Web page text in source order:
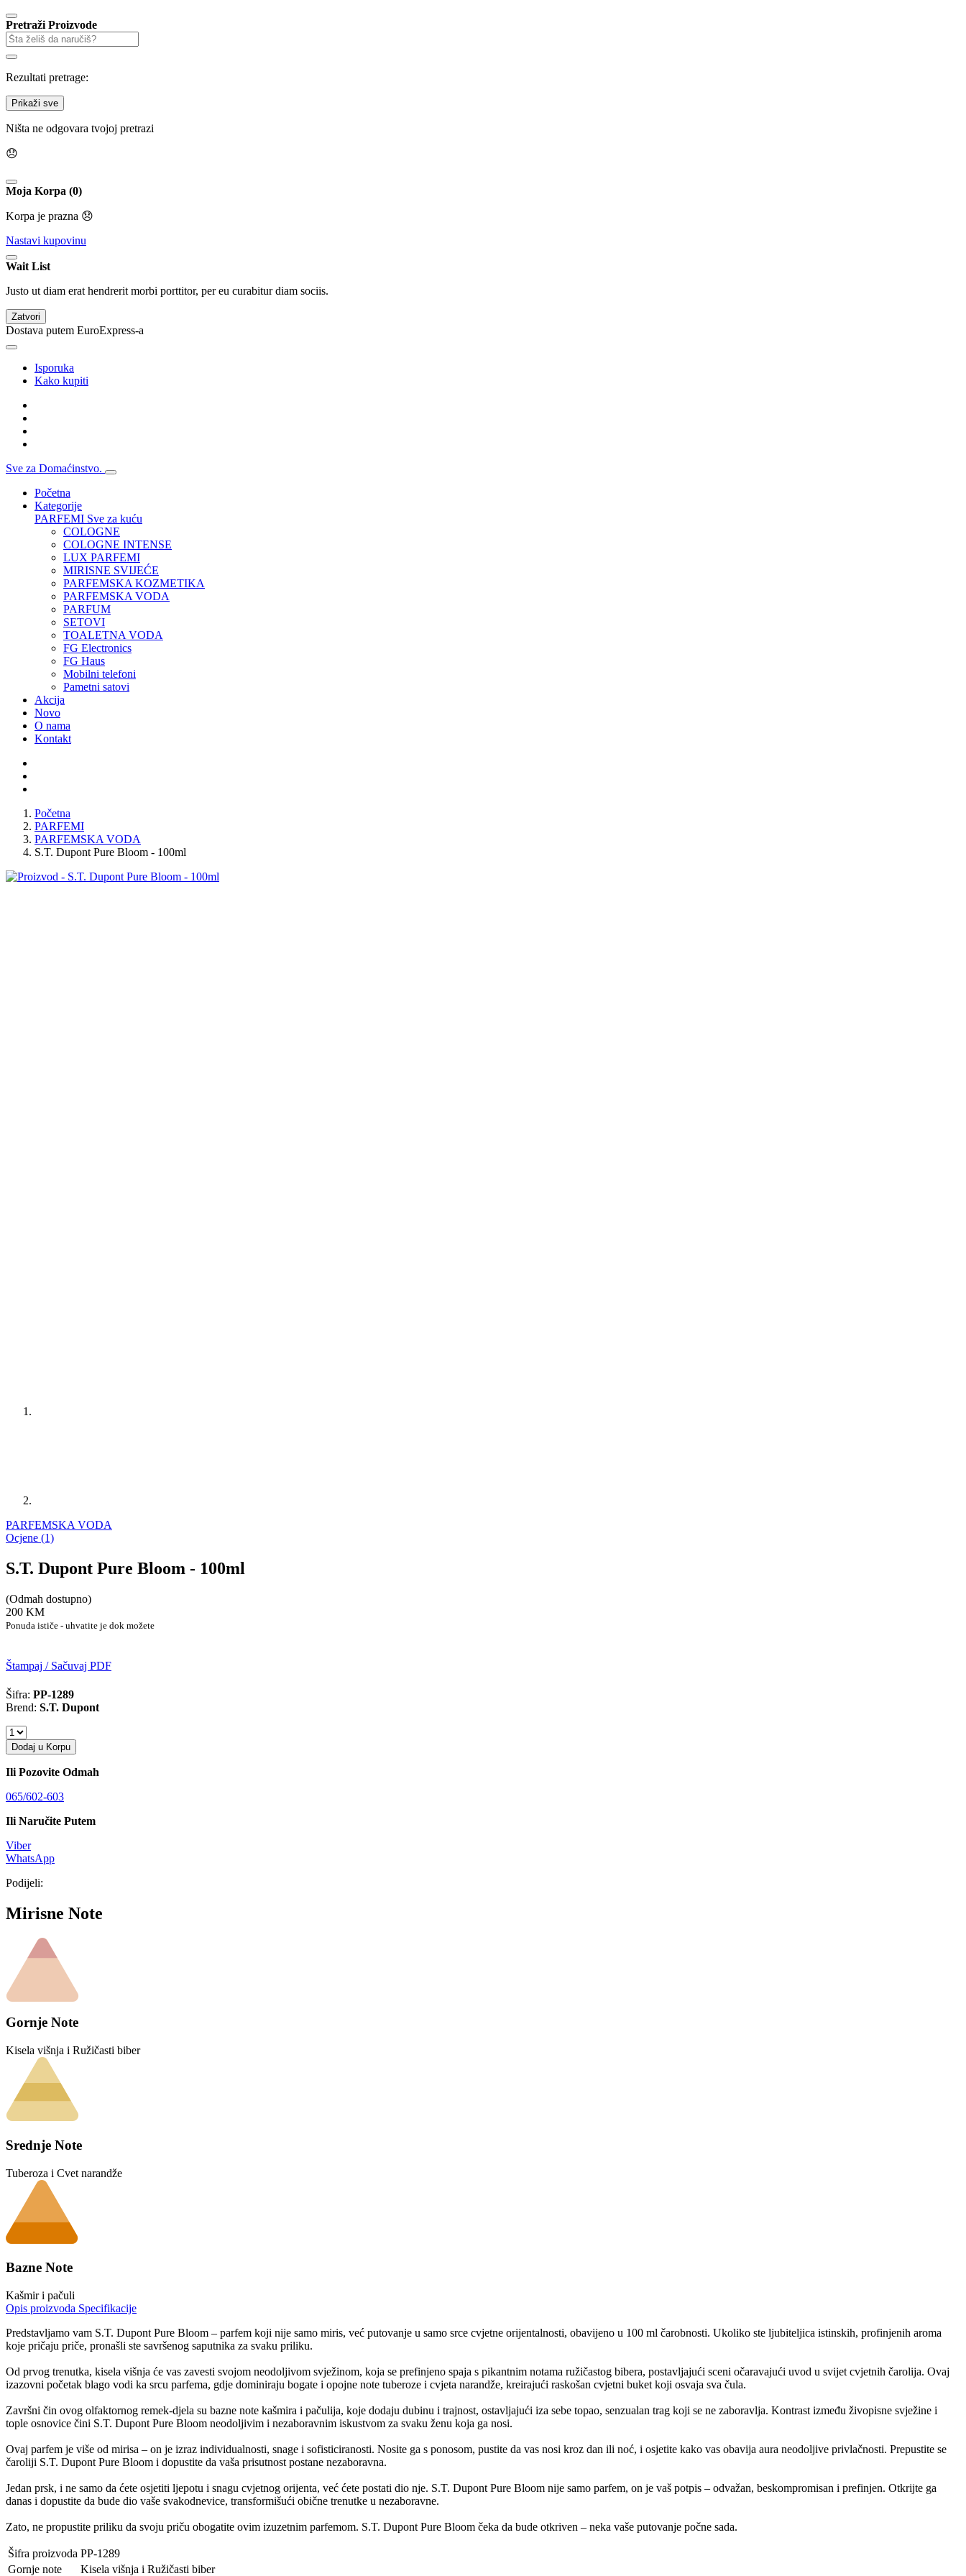
Pretraži Proizvode
Rezultati pretrage:
Prikaži sve
Ništa ne odgovara tvojoj pretrazi
😞
Moja Korpa (0)
Korpa je prazna 😞
Nastavi kupovinu
Wait List
Justo ut diam erat hendrerit morbi porttitor, per eu curabitur diam sociis.
Zatvori
Dostava putem EuroExpress-a
Isporuka
Kako kupiti
Sve za Domaćinstvo.
Početna
Kategorije
PARFEMI Sve za kuću
COLOGNE
COLOGNE INTENSE
LUX PARFEMI
MIRISNE SVIJEĆE
PARFEMSKA KOZMETIKA
PARFEMSKA VODA
PARFUM
SETOVI
TOALETNA VODA
FG Electronics
FG Haus
Mobilni telefoni
Pametni satovi
Akcija
Novo
O nama
Kontakt
Početna
PARFEMI
PARFEMSKA VODA
S.T. Dupont Pure Bloom - 100ml
PARFEMSKA VODA
Ocjene (1)
S.T. Dupont Pure Bloom - 100ml
(Odmah dostupno)
200 KM
Ponuda ističe - uhvatite je dok možete
Štampaj / Sačuvaj PDF
Šifra: PP-1289
Brend: S.T. Dupont
Dodaj u Korpu
Ili Pozovite Odmah
065/602-603
Ili Naručite Putem
Viber
WhatsApp
Podijeli:
Mirisne Note
Gornje Note
Kisela višnja i Ružičasti biber
Srednje Note
Tuberoza i Cvet narandže
Bazne Note
Kašmir i pačuli
Opis proizvoda Specifikacije
Predstavljamo vam S.T. Dupont Pure Bloom – parfem koji nije samo miris, već putovanje u samo srce cvjetne orijentalnosti, obavijeno u 100 ml čarobnosti. Ukoliko ste ljubiteljica istinskih, profinjenih aroma
koje pričaju priče, pronašli ste savršenog saputnika za svaku priliku.
Od prvog trenutka, kisela višnja će vas zavesti svojom neodoljivom svježinom, koja se prefinjeno spaja s pikantnim notama ružičastog bibera, postavljajući sceni očaravajući uvod u svijet cvjetnih čarolija. Ovaj
izazovni početak blago vodi ka srcu parfema, gdje dominiraju bogate i opojne note tuberoze i cvjeta narandže, kreirajući raskošan cvjetni buket koji osvaja sva čula.
Završni čin ovog olfaktornog remek-djela su bazne note kašmira i pačulija, koje dodaju dubinu i trajnost, ostavljajući iza sebe topao, senzualan trag koji se ne zaboravlja. Kontrast između živopisne svježine i
tople osnovice čini S.T. Dupont Pure Bloom neodoljivim i nezaboravnim iskustvom za svaku ženu koja ga nosi.
Ovaj parfem je više od mirisa – on je izraz individualnosti, snage i sofisticiranosti. Nosite ga s ponosom, pustite da vas nosi kroz dan ili noć, i osjetite kako vas obavija aura neodoljive privlačnosti. Prepustite se
čaroliji S.T. Dupont Pure Bloom i dopustite da vaša prisutnost postane nezaboravna.
Jedan prsk, i ne samo da ćete osjetiti ljepotu i snagu cvjetnog orijenta, već ćete postati dio nje. S.T. Dupont Pure Bloom nije samo parfem, on je vaš potpis – odvažan, beskompromisan i prefinjen. Otkrijte ga
danas i dopustite da bude dio vaše svakodnevice, transformišući obične trenutke u nezaboravne.
Zato, ne propustite priliku da svoju priču obogatite ovim izuzetnim parfemom. S.T. Dupont Pure Bloom čeka da bude otkriven – neka vaše putovanje počne sada.
Šifra proizvoda PP-1289
Gornje note
Kisela višnja i Ružičasti biber